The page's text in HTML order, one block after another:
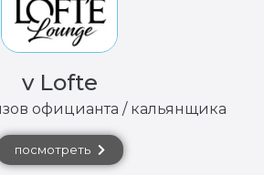
v Lofte
официанта / кальянщика
посмотреть